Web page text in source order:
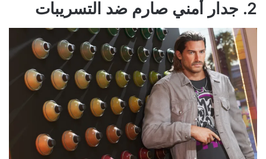
2. جدار أمني صارم ضد التسريبات